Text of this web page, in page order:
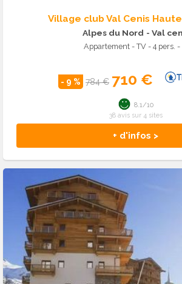
Village club Val Cenis
Alpes du Nord - Val
Appartement - TV - 4 pers. -
- 9 % 784 € 710 €
+ d'infos >
8.1/10
38 avis sur 4 sites